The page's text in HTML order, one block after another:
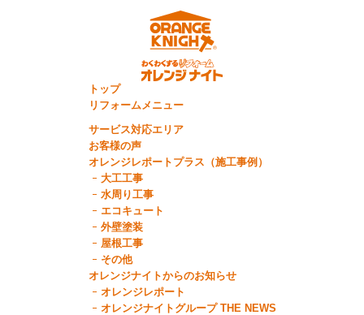
トップ
リフォームメニュー
サービス対応エリア
お客様の声
オレンジレポートプラス（施工事例）
大工工事
水周り工事
エコキュート
外壁塗装
屋根工事
その他
オレンジナイトからのお知らせ
オレンジレポート
オレンジナイトグループ THE NEWS